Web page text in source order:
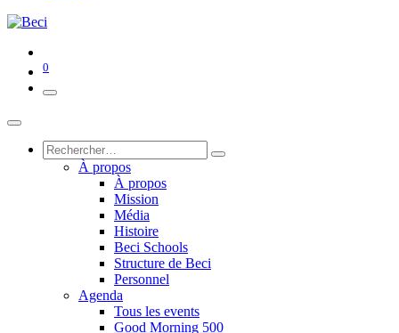
0
À propos
À propos
Mission
Média
Histoire
Beci Schools
Structure de Beci
Personnel
Agenda
Tous les events
Good Morning 500